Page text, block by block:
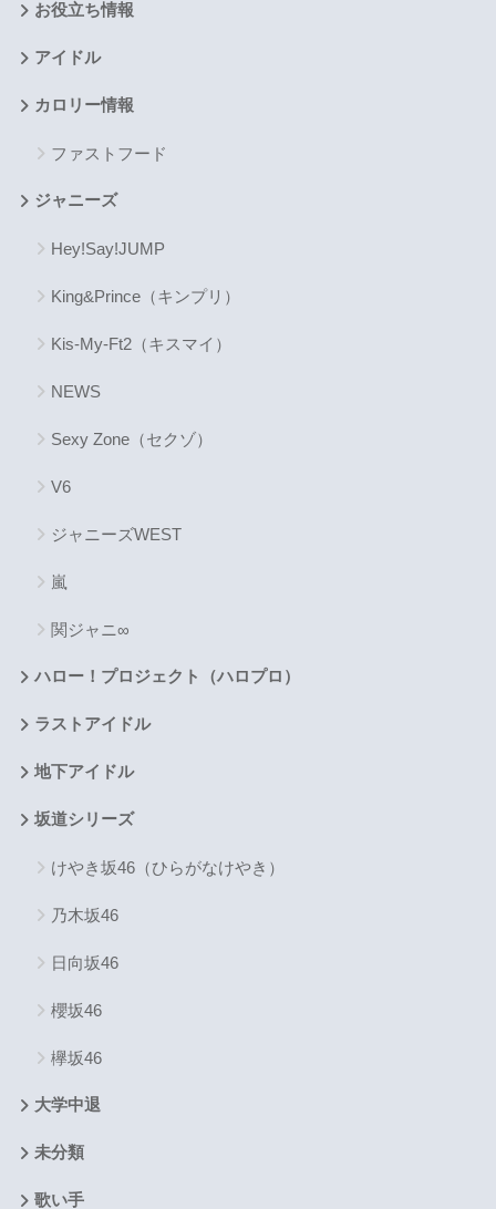
お役立ち情報
アイドル
カロリー情報
ファストフード
ジャニーズ
Hey!Say!JUMP
King&Prince（キンプリ）
Kis-My-Ft2（キスマイ）
NEWS
Sexy Zone（セクゾ）
V6
ジャニーズWEST
嵐
関ジャニ∞
ハロー！プロジェクト（ハロプロ）
ラストアイドル
地下アイドル
坂道シリーズ
けやき坂46（ひらがなけやき）
乃木坂46
日向坂46
櫻坂46
欅坂46
大学中退
未分類
歌い手